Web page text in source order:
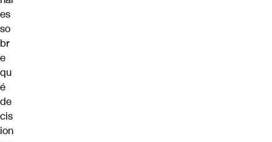
es
so
br
e
qu
é
de
cis
ion